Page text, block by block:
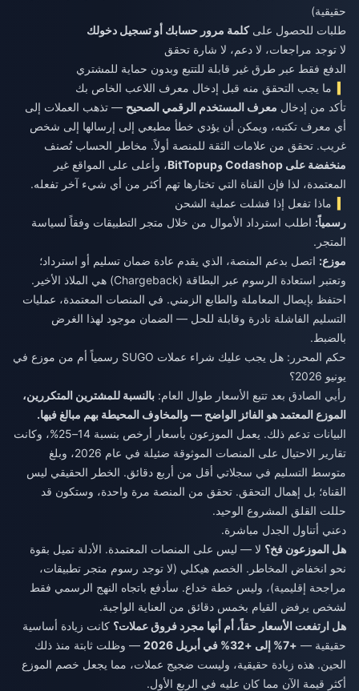
حقيقية)
طلبات للحصول علىكلمة مرور حسابك أو تسجيل دخولك
لا توجد مراجعات، لا دعم، لا شارة تحقق
الدفع فقط عبر طرق غير قابلة للتتبع وبدون حماية للمشتري
ما يجب التحقق منه قبل إدخال معرف اللاعب الخاص بك
تأكد من إدخال معرف المستخدم الرقمي الصحيح — تذهب العملات إلى
أي معرف تكتبه، ويمكن أن يؤدي خطأ مطبعي إلى إرسالها إلى شخص
غريب. تحقق من علامات الثقة للمنصة أولاً. مخاطر الحساب تُصنف
منخفضة على Codashop وBitTopup
، وأعلى على المواقع غير
المعتمدة، لذا فإن القناة التي تختارها تهم أكثر من أي شيء آخر تفعله.
ماذا تفعل إذا فشلت عملية الشحن
رسمياً: اطلب استرداد الأموال من خلال متجر التطبيقات وفقاً لسياسة
المتجر.
موزع: اتصل بدعم المنصة، الذي يقدم عادة ضمان تسليم أو استرداد؛
وتعتبر استعادة الرسوم عبر البطاقة (Chargeback) هي الملاذ الأخير.
احتفظ بإيصال المعاملة والطابع الزمني. في المنصات المعتمدة، عمليات
التسليم الفاشلة نادرة وقابلة للحل — الضمان موجود لهذا الغرض
بالضبط.
حكم المحرر: هل يجب عليك شراء عملات SUGO رسمياً أم من موزع في
يونيو 2026؟
رأيي الصادق بعد تتبع الأسعار طوال العام: بالنسبة للمشترين المتكررين،
الموزع المعتمد هو الفائز الواضح — والمخاوف المحيطة بهم مبالغ فيها.
البيانات تدعم ذلك. يعمل الموزعون بأسعار أرخص بنسبة 14–25%، وكانت
تقارير الاحتيال على المنصات الموثوقة ضئيلة في عام 2026، وبلغ
متوسط التسليم في سجلاتي أقل من أربع دقائق. الخطر الحقيقي ليس
القناة؛ بل إهمال التحقق. تحقق من المنصة مرة واحدة، وستكون قد
حللت القلق المشروع الوحيد.
دعني أتناول الجدل مباشرة.
هل الموزعون فخ؟ لا — ليس على المنصات المعتمدة. الأدلة تميل بقوة
نحو انخفاض المخاطر. الخصم هيكلي (لا توجد رسوم متجر تطبيقات،
مراجحة إقليمية)، وليس خطة خداع. سأدفع باتجاه النهج الرسمي فقط
لشخص يرفض القيام بخمس دقائق من العناية الواجبة.
هل ارتفعت الأسعار حقاً، أم أنها مجرد فروق عملات؟ كانت زيادة أساسية
حقيقية — +7% إلى +32% في أبريل 2026
— وظلت ثابتة منذ ذلك
الحين. هذه زيادة حقيقية، وليست ضجيج عملات، مما يجعل خصم الموزع
أكثر قيمة الآن مما كان عليه في الربع الأول.